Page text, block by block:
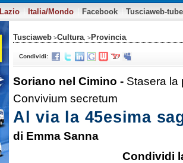
Lazio Italia/Mondo Facebook Tusciaweb-tube
Tusciaweb >Cultura , >Provincia
Condividi:
Soriano nel Cimino - Stasera la
Convivium secretum
Al via la 45esima
di Emma Sanna
Condividi